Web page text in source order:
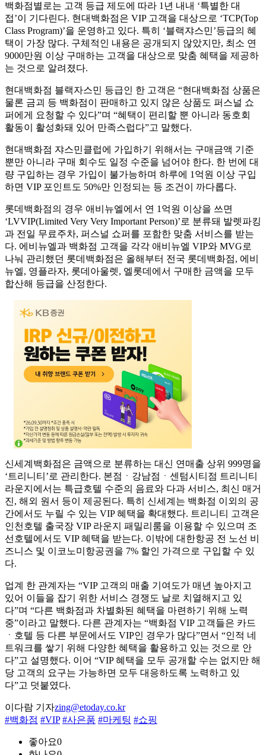
백화점별로는 고객 등급 제도에 따라 1년 내내 ‘특별한 대
접’이 기다린다. 현대백화점은 VIP 고객을 대상으로 ‘TCP(Top
Class Program)’을 운영하고 있다. 특히 ‘블랙쟈스민’등급의 혜
택이 가장 많다. 구체적인 내용은 공개되지 않았지만, 최소 연
9000만원 이상 구매하는 고객을 대상으로 맞춤 혜택을 제공하
는 것으로 알려졌다.
현대백화점 블랙자스민 등급인 한 고객은 “현대백화점 상품은
물론 금괴 등 백화점이 판매하고 있지 않은 상품도 퍼스널 쇼
퍼에게 요청할 수 있다”며 “혜택이 편리할 뿐 아니라 동호회
활동이 활성화돼 있어 만족스럽다”고 말했다.
현대백화점 쟈스민클럽에 가입하기 위해서는 구매금액 기준
뿐만 아니라 구매 회수도 일정 수준을 넘어야 한다. 한 번에 대
량 구입하는 경우 가입이 불가능하며 하루에 1억원 이상 구입
하면 VIP 포인트도 50%만 인정되는 등 조건이 까다롭다.
롯데백화점의 경우 애비뉴엘에서 연 1억원 이상을 쓰면
‘LVVIP(Limited Very Very Important Person)’로 분류돼 발렛파킹
과 전일 무료주차, 퍼스널 쇼퍼를 포함한 맞춤 서비스를 받는
다. 에비뉴엘과 백화점 고객을 각각 애비뉴엘 VIP와 MVG로
나눠 관리했던 롯데백화점은 올해부터 전국 롯데백화점, 에비
뉴엘, 영플라자, 롯데아울렛, 엘롯데에서 구매한 금액을 모두
합산해 등급을 산정한다.
신세계백화점은 금액으로 분류하는 대신 연매출 상위 999명을
‘트리니티’로 관리한다. 본점ㆍ강남점ㆍ센텀시티점 트리니티
라운지에서는 특급호텔 수준의 음료와 다과 서비스, 최신 매거
진, 해외 원서 등이 제공된다. 특히 신세계는 백화점 이외의 공
간에서도 누릴 수 있는 VIP 혜택을 확대했다. 트리니티 고객은
인천호텔 출국장 VIP 라운지 패밀리룸을 이용할 수 있으며 조
선호텔에서도 VIP 혜택을 받는다. 이밖에 대한항공 전 노선 비
즈니스 및 이코노미항공권을 7% 할인 가격으로 구입할 수 있
다.
업계 한 관계자는 “VIP 고객의 매출 기여도가 매년 높아지고
있어 이들을 잡기 위한 서비스 경쟁도 날로 치열해지고 있
다”며 “다른 백화점과 차별화된 혜택을 마련하기 위해 노력
중”이라고 말했다. 다른 관계자는 “백화점 VIP 고객들은 카드
ㆍ호텔 등 다른 부문에서도 VIP인 경우가 많다”면서 “인적 네
트워크를 쌓기 위해 다양한 혜택을 활용하고 있는 것으로 안
다”고 설명했다. 이어 “VIP 혜택을 모두 공개할 수는 없지만 해
당 고객의 요구는 가능하면 모두 대응하도록 노력하고 있
다”고 덧붙였다.
이다람 기자zing@etoday.co.kr
#백화점 #VIP #사은품 #마케팅 #쇼핑
좋아요0